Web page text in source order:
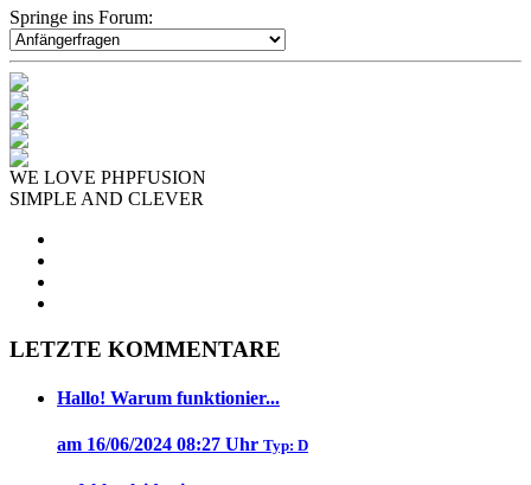
Springe ins Forum:
WE LOVE PHPFUSION
SIMPLE AND CLEVER
LETZTE KOMMENTARE
Hallo! Warum funktionier...
am 16/06/2024 08:27 Uhr Typ: D